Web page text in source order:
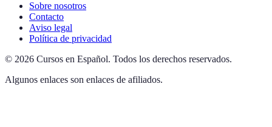
Sobre nosotros
Contacto
Aviso legal
Política de privacidad
© 2026 Cursos en Español. Todos los derechos reservados.
Algunos enlaces son enlaces de afiliados.